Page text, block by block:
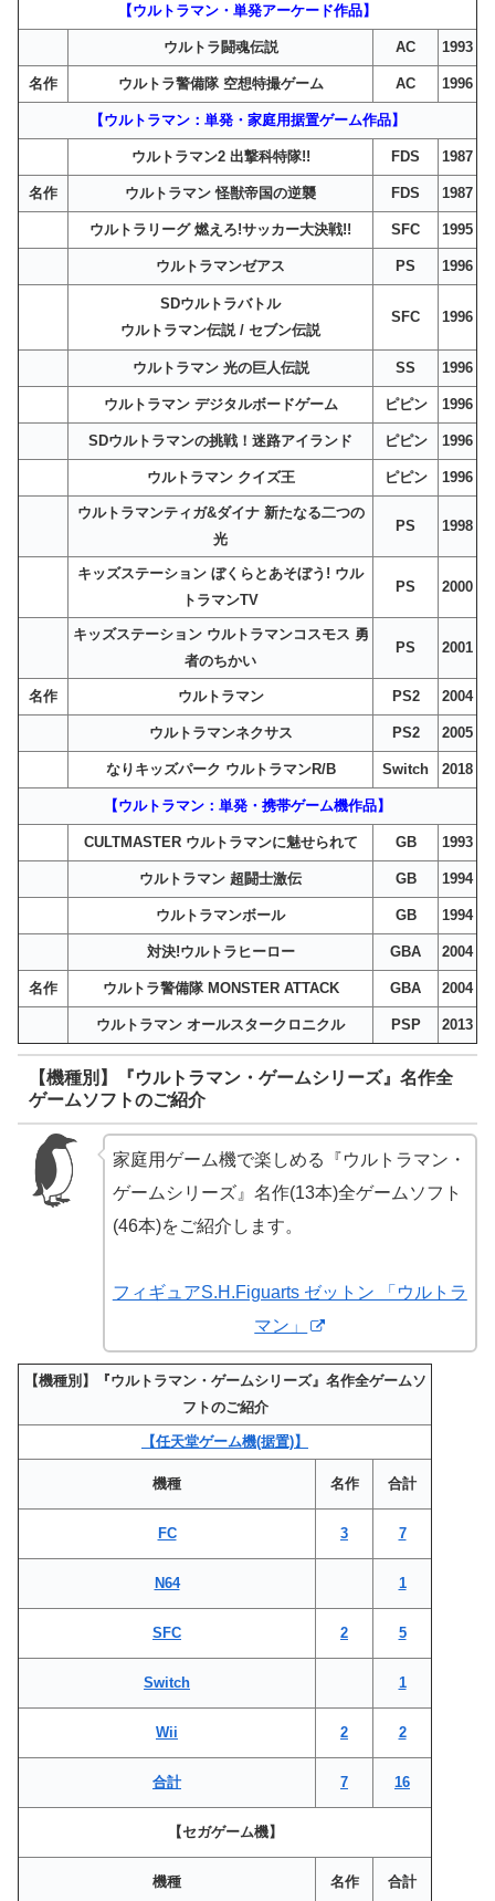
【ウルトラマン・単発アーケード作品】
ウルトラ闘魂伝説 AC 1993
名作 ウルトラ警備隊 空想特撮ゲーム AC 1996
【ウルトラマン：単発・家庭用据置ゲーム作品】
ウルトラマン2 出撃科特隊!! FDS 1987
名作 ウルトラマン 怪獣帝国の逆襲 FDS 1987
ウルトラリーグ 燃えろ!サッカー大決戦!! SFC 1995
ウルトラマンゼアス PS 1996
SDウルトラバトル
ウルトラマン伝説 / セブン伝説
SFC 1996
ウルトラマン 光の巨人伝説 SS 1996
ウルトラマン デジタルボードゲーム ピピン 1996
SDウルトラマンの挑戦！迷路アイランド ピピン 1996
ウルトラマン クイズ王 ピピン 1996
ウルトラマンティガ&ダイナ 新たなる二つの
光
PS 1998
キッズステーション ぼくらとあそぼう! ウル
トラマンTV
PS 2000
キッズステーション ウルトラマンコスモス 勇
者のちかい
PS 2001
名作 ウルトラマン PS2 2004
ウルトラマンネクサス PS2 2005
なりキッズパーク ウルトラマンR/B Switch 2018
【ウルトラマン：単発・携帯ゲーム機作品】
CULTMASTER ウルトラマンに魅せられて GB 1993
ウルトラマン 超闘士激伝 GB 1994
ウルトラマンボール GB 1994
対決!ウルトラヒーロー GBA 2004
名作 ウルトラ警備隊 MONSTER ATTACK GBA 2004
ウルトラマン オールスタークロニクル PSP 2013
【機種別】『ウルトラマン・ゲームシリーズ』名作全
ゲームソフトのご紹介
家庭用ゲーム機で楽しめる『ウルトラマン・
ゲームシリーズ』名作(13本)全ゲームソフト
(46本)をご紹介します。
フィギュアS.H.Figuarts ゼットン 「ウルトラ
マン」
【機種別】『ウルトラマン・ゲームシリーズ』名作全ゲームソ
フトのご紹介
【任天堂ゲーム機(据置)】
機種 名作 合計
FC 3 7
N64 1
SFC 2 5
Switch 1
Wii 2 2
合計 7 16
【セガゲーム機】
機種 名作 合計